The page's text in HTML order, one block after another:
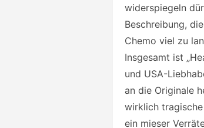
widerspiegeln
Beschreibung,
Chemo viel zu
Insgesamt ist
und USA-
an die Originale
wirklich
ein mieser